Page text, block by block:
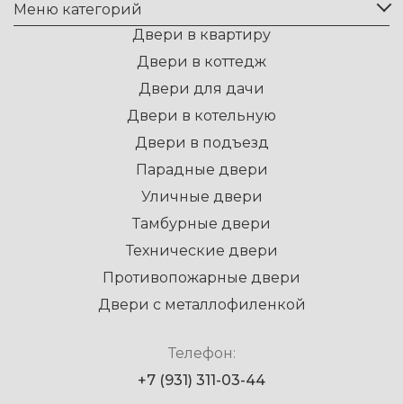
Меню категорий
Двери в квартиру
Двери в коттедж
Двери для дачи
Двери в котельную
Двери в подъезд
Парадные двери
Уличные двери
Тамбурные двери
Технические двери
Противопожарные двери
Двери с металлофиленкой
Телефон:
+7 (931) 311-03-44